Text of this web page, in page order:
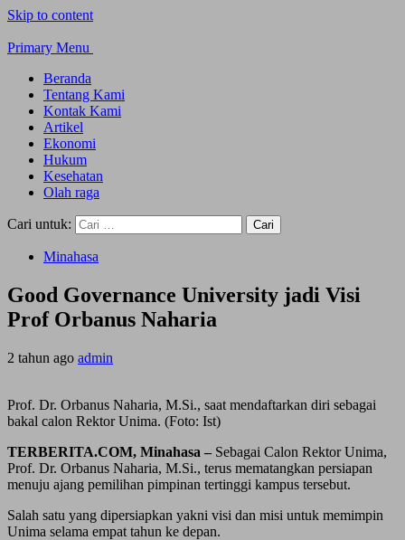
Skip to content
Primary Menu
Beranda
Tentang Kami
Kontak Kami
Artikel
Ekonomi
Hukum
Kesehatan
Olah raga
Cari untuk:
Minahasa
Good Governance University jadi Visi
Prof Orbanus Naharia
2 tahun ago admin
Prof. Dr. Orbanus Naharia, M.Si., saat mendaftarkan diri sebagai
bakal calon Rektor Unima. (Foto: Ist)
TERBERITA.COM, Minahasa – Sebagai Calon Rektor Unima,
Prof. Dr. Orbanus Naharia, M.Si., terus mematangkan persiapan
menuju ajang pemilihan pimpinan tertinggi kampus tersebut.
Salah satu yang dipersiapkan yakni visi dan misi untuk memimpin
Unima selama empat tahun ke depan.